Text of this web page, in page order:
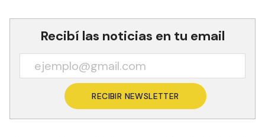
Recibí las noticias en tu email
RECIBIR NEWSLETTER